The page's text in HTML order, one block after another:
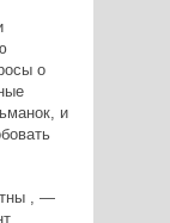
о
и
, —